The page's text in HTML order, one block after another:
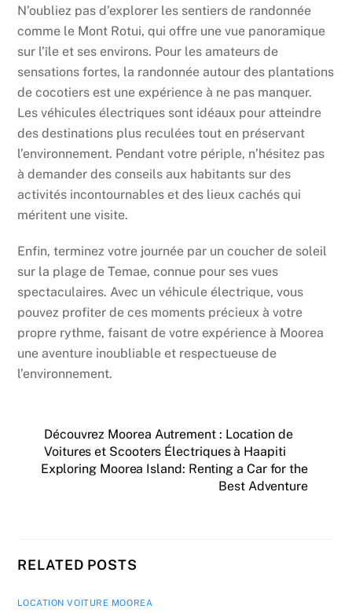
N’oubliez pas d’explorer les sentiers de randonnée
comme le Mont Rotui, qui offre une vue panoramique
sur l’île et ses environs. Pour les amateurs de
sensations fortes, la randonnée autour des plantations
de cocotiers est une expérience à ne pas manquer.
Les véhicules électriques sont idéaux pour atteindre
des destinations plus reculées tout en préservant
l’environnement. Pendant votre périple, n’hésitez pas
à demander des conseils aux habitants sur des
activités incontournables et des lieux cachés qui
méritent une visite.
Enfin, terminez votre journée par un coucher de soleil
sur la plage de Temae, connue pour ses vues
spectaculaires. Avec un véhicule électrique, vous
pouvez profiter de ces moments précieux à votre
propre rythme, faisant de votre expérience à Moorea
une aventure inoubliable et respectueuse de
l’environnement.
Découvrez Moorea Autrement : Location de
Voitures et Scooters Électriques à Haapiti
Exploring Moorea Island: Renting a Car for the
Best Adventure
RELATED POSTS
LOCATION VOITURE MOOREA